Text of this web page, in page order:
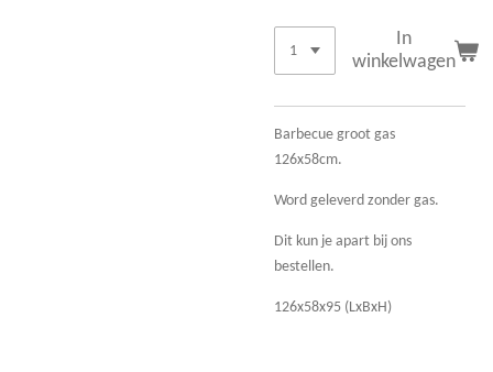
In
winkelwagen
Barbecue groot gas
126x58cm.
Word geleverd zonder gas.
Dit kun je apart bij ons
bestellen.
126x58x95 (LxBxH)